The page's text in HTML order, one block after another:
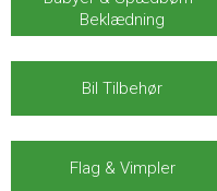
Beklædning
Bil Tilbehør
Flag & Vimpler